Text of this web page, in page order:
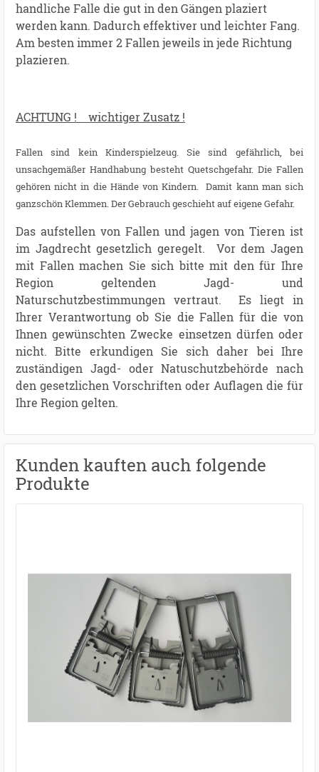
handliche Falle die gut in den Gängen plaziert
werden kann. Dadurch effektiver und leichter Fang.
Am besten immer 2 Fallen jeweils in jede Richtung
plazieren.
ACHTUNG ! wichtiger Zusatz !
Fallen sind kein Kinderspielzeug. Sie sind gefährlich, bei
unsachgemäßer Handhabung besteht Quetschgefahr. Die Fallen
gehören nicht in die Hände von Kindern. Damit kann man sich
ganzschön Klemmen. Der Gebrauch geschieht auf eigene Gefahr.
Das aufstellen von Fallen und jagen von Tieren ist
im Jagdrecht gesetzlich geregelt. Vor dem Jagen
mit Fallen machen Sie sich bitte mit den für Ihre
Region geltenden Jagd- und
Naturschutzbestimmungen vertraut. Es liegt in
Ihrer Verantwortung ob Sie die Fallen für die von
Ihnen gewünschten Zwecke einsetzen dürfen oder
nicht. Bitte erkundigen Sie sich daher bei Ihre
zuständigen Jagd- oder Natuschutzbehörde nach
den gesetzlichen Vorschriften oder Auflagen die für
Ihre Region gelten.
Kunden kauften auch folgende
Produkte